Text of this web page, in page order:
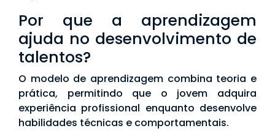
Por que a aprendizagem
ajuda no desenvolvimento de
talentos?
O modelo de aprendizagem combina teoria e
prática, permitindo que o jovem adquira
experiência profissional enquanto desenvolve
habilidades técnicas e comportamentais.